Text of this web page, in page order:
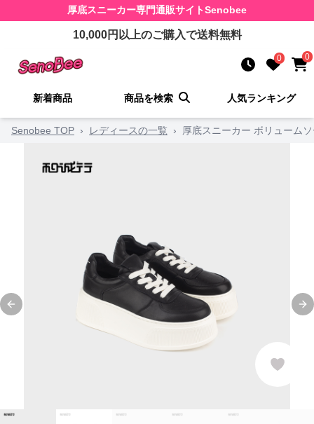
厚底スニーカー専門通販サイトSenobee
10,000円以上のご購入で送料無料
0 0
新着商品 商品を検索 人気ランキング
Senobee TOP › レディースの一覧 › 厚底スニーカー ボリューム
Previous slide